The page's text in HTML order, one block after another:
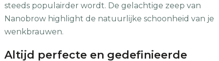
steeds populairder wordt. De gelachtige zeep van
Nanobrow highlight de natuurlijke schoonheid van je
wenkbrauwen.
Altijd perfecte en gedefinieerde